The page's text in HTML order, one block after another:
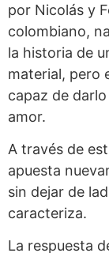
por Nicolás y
colombiano,
la historia de
material, pero
capaz de
amor.
A través de
apuesta
sin dejar de
caracteriza.
La respuesta